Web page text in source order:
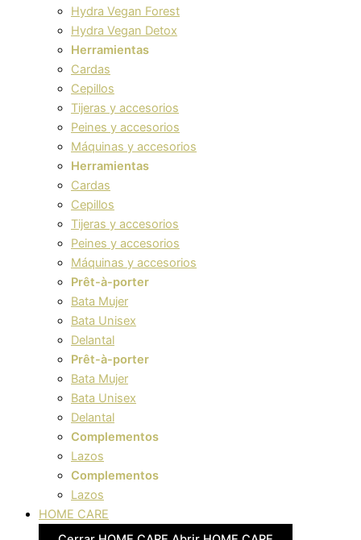
Hydra Vegan Forest
Hydra Vegan Detox
Herramientas
Cardas
Cepillos
Tijeras y accesorios
Peines y accesorios
Máquinas y accesorios
Herramientas
Cardas
Cepillos
Tijeras y accesorios
Peines y accesorios
Máquinas y accesorios
Prêt-à-porter
Bata Mujer
Bata Unisex
Delantal
Prêt-à-porter
Bata Mujer
Bata Unisex
Delantal
Complementos
Lazos
Complementos
Lazos
HOME CARE